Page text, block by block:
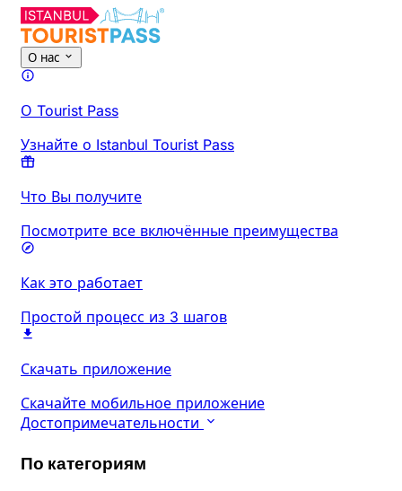
О нас
О Tourist Pass
Узнайте о Istanbul Tourist Pass
Что Вы получите
Посмотрите все включённые преимущества
Как это работает
Простой процесс из 3 шагов
Скачать приложение
Скачайте мобильное приложение
Достопримечательности
По категориям